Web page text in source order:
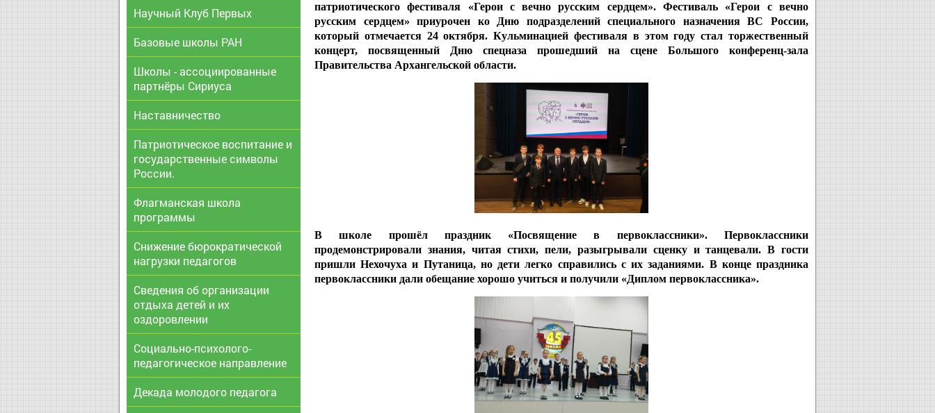
Научный Клуб Первых
Базовые школы РАН
Школы - ассоциированные
партнёры Сириуса
Наставничество
Патриотическое воспитание и
государственные символы
России.
Флагманская школа
программы
Снижение бюрократической
нагрузки педагогов
Сведения об организации
отдыха детей и их
оздоровлении
Социально-психолого-
педагогическое направление
Декада молодого педагога
патриотического фестиваля «Герои с вечно русским сердцем». Фестиваль «Герои с вечно
русским сердцем» приурочен ко Дню подразделений специального назначения ВС России,
который отмечается 24 октября. Кульминацией фестиваля в этом году стал торжественный
концерт, посвященный Дню спецназа прошедший на сцене Большого конференц-зала
Правительства Архангельской области.
В школе прошёл праздник «Посвящение в первоклассники». Первоклассники
продемонстрировали знания, читая стихи, пели, разыгрывали сценку и танцевали. В гости
пришли Нехочуха и Путаница, но дети легко справились с их заданиями. В конце праздника
первоклассники дали обещание хорошо учиться и получили «Диплом первоклассника».